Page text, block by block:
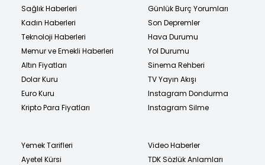
Sağlık Haberleri
Kadın Haberleri
Teknoloji Haberleri
Memur ve Emekli Haberleri
Altın Fiyatları
Dolar Kuru
Euro Kuru
Kripto Para Fiyatları
Günlük Burç Yorumları
Son Depremler
Hava Durumu
Yol Durumu
Sinema Rehberi
TV Yayın Akışı
Instagram Dondurma
Instagram Silme
Yemek Tarifleri
Ayetel Kürsi
Video Haberler
TDK Sözlük Anlamları